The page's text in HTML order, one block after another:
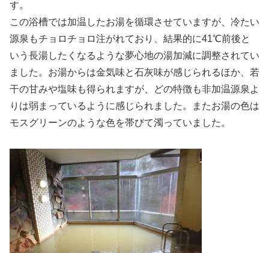
す。
この浴槽では加温したお湯を循環させていますが、冷たい
源泉もチョロチョロ注がれており、結果的に41℃前後と
いう長湯したくなるような夢心地の湯加減に調整されてい
ました。お湯からは金気味と石灰味が感じられるほか、若
干の甘みや塩味も得られますが、どの特徴も非加温源泉よ
りは弱まっているように感じられました。またお湯の色は
モスグリーンのような色を帯びて濁っていました。